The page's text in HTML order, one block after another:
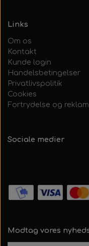
Links
Om os
Kontakt
Kunde login
Handelsbetingelser
Privatlivspolitik
Cookies
Fortrydelse og
Sociale medier
Modtag vores